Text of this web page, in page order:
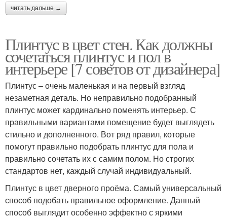
читать дальше →
Плинтус в цвет стен. Как должны
сочетаться плинтус и пол в
интерьере [7 советов от дизайнера]
Плинтус – очень маленькая и на первый взгляд
незаметная деталь. Но неправильно подобранный
плинтус может кардинально поменять интерьер. С
правильными вариантами помещение будет выглядеть
стильно и дополненного. Вот ряд правил, которые
помогут правильно подобрать плинтус для пола и
правильно сочетать их с самим полом. Но строгих
стандартов нет, каждый случай индивидуальный.
Плинтус в цвет дверного проёма. Самый универсальный
способ подобать правильное оформление. Данный
способ выглядит особенно эффектно с яркими